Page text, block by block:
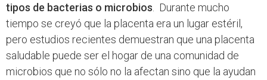
tipos de bacterias o microbios . Durante mucho
tiempo se creyó que la placenta era un lugar estéril,
pero estudios recientes demuestran que una placenta
saludable puede ser el hogar de una comunidad de
microbios que no sólo no la afectan sino que la ayudan